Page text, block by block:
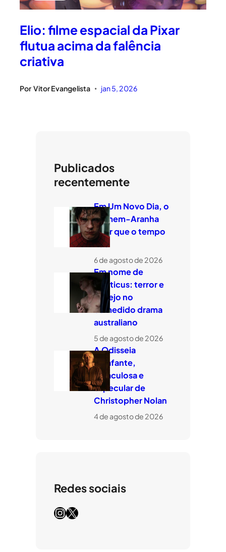
Elio: filme espacial da Pixar
flutua acima da falência
criativa
Por Vitor Evangelista • jan 5, 2026
Publicados
recentemente
Em Um Novo Dia, o
Homem-Aranha
quer que o tempo
voe
6 de agosto de 2026
Em nome de
Leviticus: terror e
desejo no
comedido drama
australiano
5 de agosto de 2026
A Odisseia
estafante,
miraculosa e
especular de
Christopher Nolan
4 de agosto de 2026
Redes sociais
InstagramX